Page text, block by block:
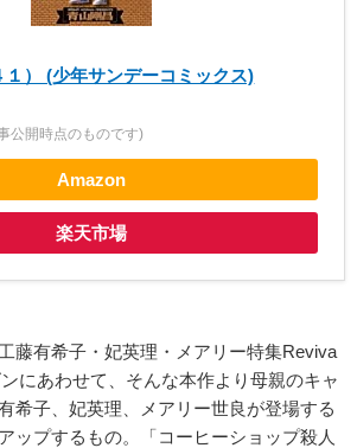
） (少年サンデーコミックス)
公開時点のものです)
Amazon
楽天市場
藤有希子・妃英理・メアリー特集Reviva
にあわせて、そんな本作より母親のキャ
希子、妃英理、メアリー世良が登場する
ップするもの。「コーヒーショップ殺人